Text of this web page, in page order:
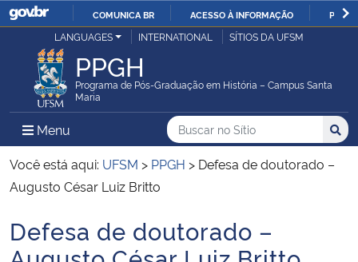
IR
O
COMUNICA BR ACESSO À INFORMAÇÃO
Ministério da Justiça e Segurança Pública
Ministério da Defesa
Ministério das Relações Exteriores
Ministério da Infraestrutura
LANGUAGES INTERNATIONAL SÍTIOS DA UFSM
PPGH
Programa de Pós-Graduação em História – Campus Santa
Maria
Menu Menu Principal do Sítio
Busca
Buscar no no Sítio
Busca:
Você está aqui: UFSM > PPGH > Defesa de doutorado –
Augusto César Luiz Britto
Início do conteúdo
Defesa de doutorado –